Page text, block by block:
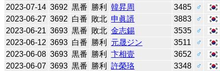
2023-07-14 3692 黒番 勝利 韓昇周 3485
♂
2023-06-27 3692 白番 敗北 申眞諝 3883
♂
2023-06-21 3693 黒番 敗北 金志錫 3535
♂
2023-06-12 3693 白番 勝利 元晟ジン 3511
♂
2023-06-08 3693 黒番 勝利 卞相壹 3652
♂
2023-06-07 3693 黒番 勝利 許榮珞 3348 ♂